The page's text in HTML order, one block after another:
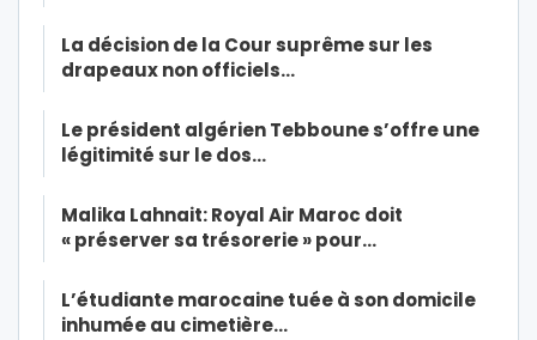
La décision de la Cour suprême sur les
drapeaux non officiels…
Le président algérien Tebboune s’offre une
légitimité sur le dos…
Malika Lahnait: Royal Air Maroc doit
« préserver sa trésorerie » pour…
L’étudiante marocaine tuée à son domicile
inhumée au cimetière…